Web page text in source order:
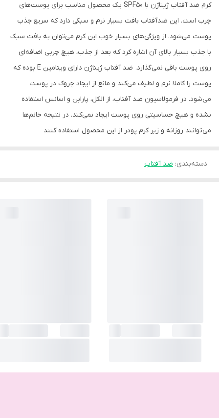
کرم ضد آفتاب ژیناژن با SPF50 یک محصول مناسب برای پوست‌های
چرب است. این ضدآفتاب بافت بسیار نرم و سبکی دارد که سریع جذب
پوست می‌شود. از ویژگی‌های بسیار خوب این کرم می‌توان به بافت سبک
با جذب بسیار بالای آن اشاره کرد که بعد از جذب، هیچ چربی اضافه‌ای
روی پوست باقی نمی‌گذارد. ضد آفتاب ژیناژن دارای ویتامین E بوده که
پوست را کاملا نرم و لطیف می‌کند و مانع از ایجاد چروک در پوست
می‌شود. در فرمولاسیون ضد آفتاب، از الکل، پارابن و اسانس استفاده
نشده و هیچ حساسیتی روی پوست ایجاد نمی‌کند. در نتیجه خانم‌ها
می‌توانند روزانه و زیر کرم پودر از این محصول استفاده کنند
دسته‌بندی: ضد آفتاب